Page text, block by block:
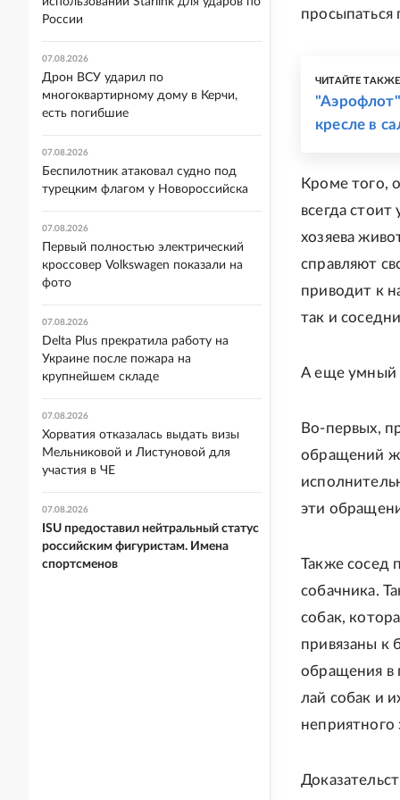
просыпаться
ЧИТАЙТЕ ТАКЖЕ
кресле в
Кроме того,
всегда
хозяева
справляют
приводит к
так и
А еще умный
Во-первых,
обращений
эти
Также сосед
собачника.
собак,
привязаны к
обращения в
лай собак и
неприятного
России
07.08.2026
Дрон ВСУ ударил по
многоквартирному дому в Керчи,
есть погибшие
07.08.2026
Беспилотник атаковал судно под
турецким флагом у Новороссийска
07.08.2026
Первый полностью электрический
кроссовер Volkswagen показали на
фото
07.08.2026
Delta Plus прекратила работу на
Украине после пожара на
крупнейшем складе
07.08.2026
Хорватия отказалась выдать визы
Мельниковой и Листуновой для
участия в ЧЕ
07.08.2026
ISU предоставил нейтральный статус
российским фигуристам. Имена
спортсменов